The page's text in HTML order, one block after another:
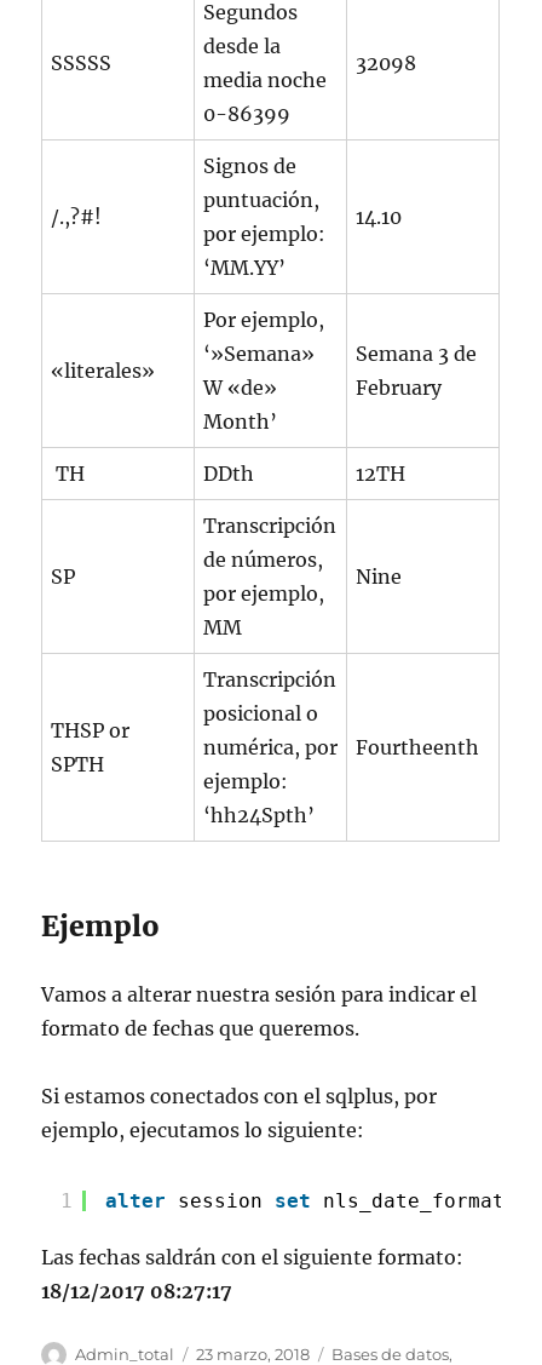
SSSSS
Segundos
desde la
media noche
0-86399
32098
/.,?#!
Signos de
puntuación,
por ejemplo:
‘MM.YY’
14.10
«literales»
Por ejemplo,
‘»Semana»
W «de»
Month’
Semana 3 de
February
TH DDth 12TH
SP
Transcripción
de números,
por ejemplo,
MM
Nine
THSP or
SPTH
Transcripción
posicional o
numérica, por
ejemplo:
‘hh24Spth’
Fourtheenth
Ejemplo
Vamos a alterar nuestra sesión para indicar el
formato de fechas que queremos.
Si estamos conectados con el sqlplus, por
ejemplo, ejecutamos lo siguiente:
1 alter session set nls_date_format=
Las fechas saldrán con el siguiente formato:
18/12/2017 08:27:17
Autor
Admin_total
Publicado
23 marzo, 2018 Categorías
Bases de datos,